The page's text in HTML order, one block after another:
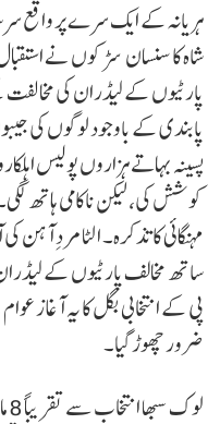
ہریانہ کے ایک سرے پر واقع
شاہ کا سنسان سڑکوں نے
پارٹیوں کے لیڈران کی مخالفت
پابندی کے باوجود لوگوں کی
پسینہ بہاتے ہزاروں پولیس
کوشش کی، لیکن ناکامی ہاتھ
مہنگائی کا تذکرہ۔ الٹا مردِ
ساتھ مخالف پارٹیوں کے
پی کے انتخابی بگل کا یہ آغاز
ضرور چھوڑ گیا۔